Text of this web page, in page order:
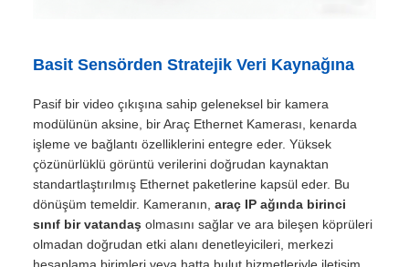
Basit Sensörden Stratejik Veri Kaynağına
Pasif bir video çıkışına sahip geleneksel bir kamera
modülünün aksine, bir Araç Ethernet Kamerası, kenarda
işleme ve bağlantı özelliklerini entegre eder. Yüksek
çözünürlüklü görüntü verilerini doğrudan kaynaktan
standartlaştırılmış Ethernet paketlerine kapsül eder. Bu
dönüşüm temeldir. Kameranın, araç IP ağında birinci
sınıf bir vatandaş olmasını sağlar ve ara bileşen köprüleri
olmadan doğrudan etki alanı denetleyicileri, merkezi